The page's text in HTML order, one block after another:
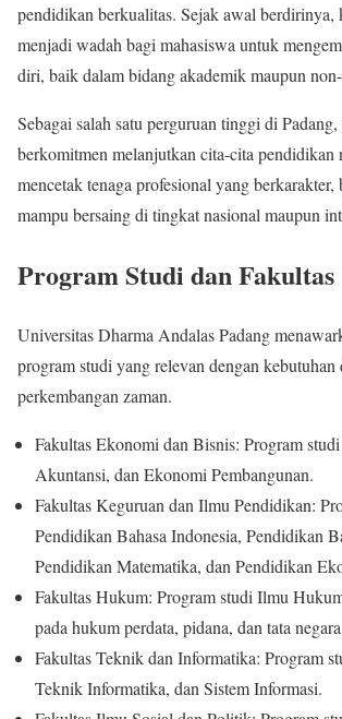
pendidikan berkualitas. Sejak awal berdirinya,
menjadi wadah bagi mahasiswa untuk
diri, baik dalam bidang akademik maupun
Sebagai salah satu perguruan tinggi di
berkomitmen melanjutkan cita-cita pendidikan
mencetak tenaga profesional yang berkarakter,
mampu bersaing di tingkat nasional maupun
Program Studi dan Fakultas
Universitas Dharma Andalas Padang
program studi yang relevan dengan kebutuhan
perkembangan zaman.
Fakultas Ekonomi dan Bisnis: Program
Akuntansi, dan Ekonomi Pembangunan.
Fakultas Keguruan dan Ilmu Pendidikan:
Pendidikan Bahasa Indonesia, Pendidikan
Pendidikan Matematika, dan Pendidikan
Fakultas Hukum: Program studi Ilmu
pada hukum perdata, pidana, dan tata
Fakultas Teknik dan Informatika: Program
Teknik Informatika, dan Sistem Informasi.